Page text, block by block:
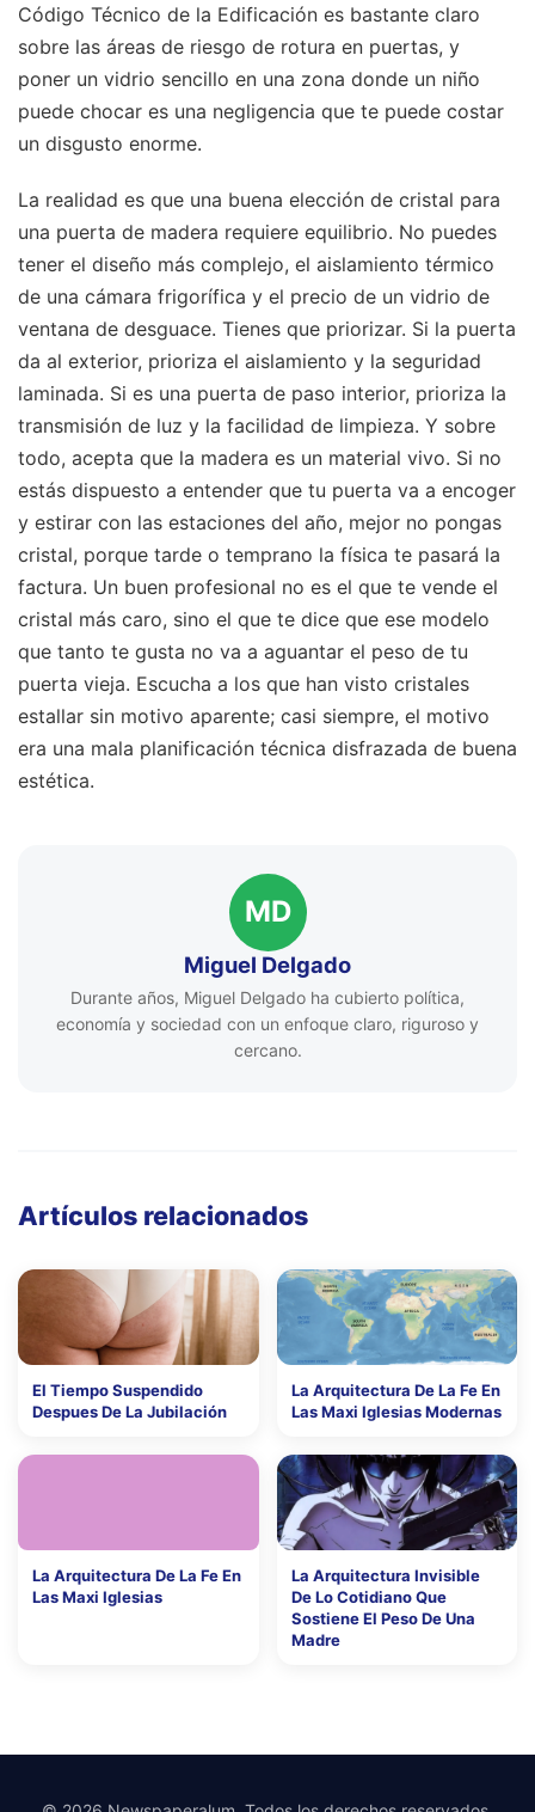
Código Técnico de la Edificación es bastante claro
sobre las áreas de riesgo de rotura en puertas, y
poner un vidrio sencillo en una zona donde un niño
puede chocar es una negligencia que te puede costar
un disgusto enorme.
La realidad es que una buena elección de cristal para
una puerta de madera requiere equilibrio. No puedes
tener el diseño más complejo, el aislamiento térmico
de una cámara frigorífica y el precio de un vidrio de
ventana de desguace. Tienes que priorizar. Si la puerta
da al exterior, prioriza el aislamiento y la seguridad
laminada. Si es una puerta de paso interior, prioriza la
transmisión de luz y la facilidad de limpieza. Y sobre
todo, acepta que la madera es un material vivo. Si no
estás dispuesto a entender que tu puerta va a encoger
y estirar con las estaciones del año, mejor no pongas
cristal, porque tarde o temprano la física te pasará la
factura. Un buen profesional no es el que te vende el
cristal más caro, sino el que te dice que ese modelo
que tanto te gusta no va a aguantar el peso de tu
puerta vieja. Escucha a los que han visto cristales
estallar sin motivo aparente; casi siempre, el motivo
era una mala planificación técnica disfrazada de buena
estética.
MD
Miguel Delgado
Durante años, Miguel Delgado ha cubierto política,
economía y sociedad con un enfoque claro, riguroso y
cercano.
Artículos relacionados
El Tiempo Suspendido
Despues De La Jubilación
La Arquitectura De La Fe En
Las Maxi Iglesias Modernas
La Arquitectura De La Fe En
Las Maxi Iglesias
La Arquitectura Invisible
De Lo Cotidiano Que
Sostiene El Peso De Una
Madre